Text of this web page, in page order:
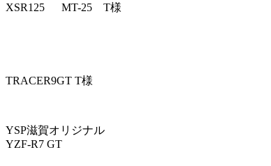
XSR125 MT-25 T様
TRACER9GT T様
YSP滋賀オリジナル
YZF-R7 GT